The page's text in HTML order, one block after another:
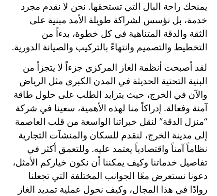
يمنحك راحة البال التي تستحقها. نحن لا نقدم مجرد
خدمة، بل نؤسس لشراكة طويلة الأمد مبنية على
الثقة والدقة المتناهية في كل خطوة، بدءاً من
التخطيط والتصميم وانتهاءً بالتركيب والصيانة الدورية.
لقد أصبحت أنظمة الغاز المركزي جزءاً لا يتجزأ من
البنية التحتية الحديثة في المدن الكبرى مثل الرياض
والآن في الخرج، حيث يتزايد الطلب على حلول طاقة
آمنة وفعالة. إدراكاً منا لهذه الأهمية، سعينا في شركة
“منزل الدقة” لنقل خبراتنا الواسعة من قلب العاصمة
إلى مدينة الخرج، لنقدم للسكان والمنشآت التجارية
نظاماً آمناً واقتصادياً يعتمد عليه. وللتعمق أكثر في
تفاصيل خدماتنا وكيف يمكننا أن نكون خياركم الأمثل،
دعونا نستعرض معًا الجوانب المختلفة التي تجعلنا
روادًا في هذا المجال، وكيف نحول عملية تمديد الغاز